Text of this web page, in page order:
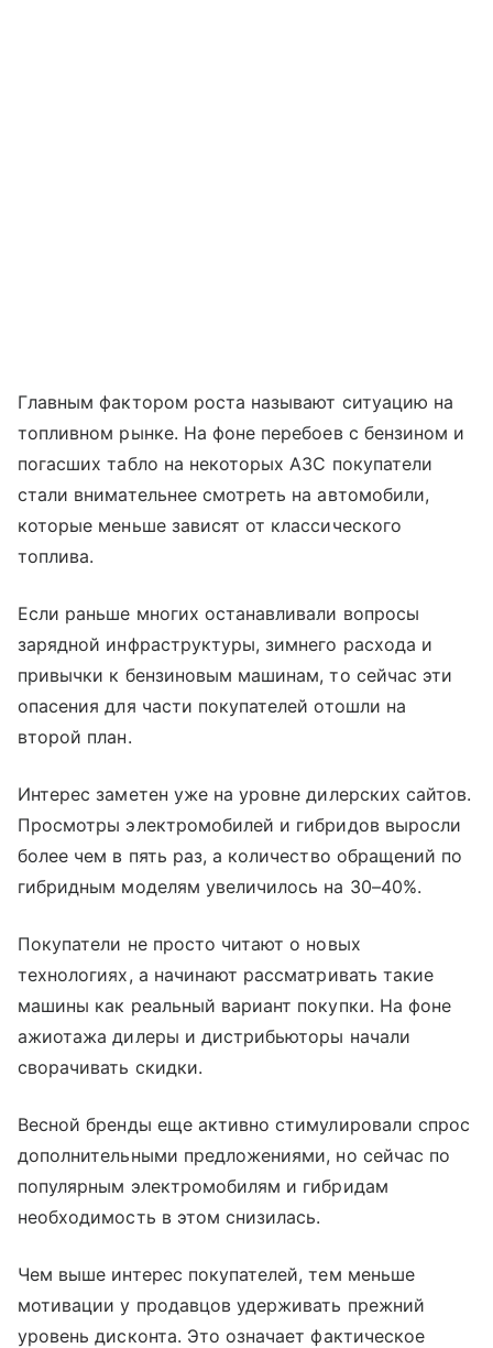
Главным фактором роста называют ситуацию на
топливном рынке. На фоне перебоев с бензином и
погасших табло на некоторых АЗС покупатели
стали внимательнее смотреть на автомобили,
которые меньше зависят от классического
топлива.
Если раньше многих останавливали вопросы
зарядной инфраструктуры, зимнего расхода и
привычки к бензиновым машинам, то сейчас эти
опасения для части покупателей отошли на
второй план.
Интерес заметен уже на уровне дилерских сайтов.
Просмотры электромобилей и гибридов выросли
более чем в пять раз, а количество обращений по
гибридным моделям увеличилось на 30–40%.
Покупатели не просто читают о новых
технологиях, а начинают рассматривать такие
машины как реальный вариант покупки. На фоне
ажиотажа дилеры и дистрибьюторы начали
сворачивать скидки.
Весной бренды еще активно стимулировали спрос
дополнительными предложениями, но сейчас по
популярным электромобилям и гибридам
необходимость в этом снизилась.
Чем выше интерес покупателей, тем меньше
мотивации у продавцов удерживать прежний
уровень дисконта. Это означает фактическое